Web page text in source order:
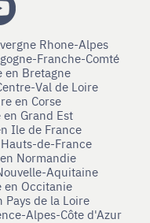
Rhone-Alpes
Franche-Comté
en Bretagne
Val de Loire
en Corse
Grand Est
Ile de France
de-France
Normandie
Aquitaine
en Occitanie
de la Loire
Alpes-Côte d'Azur